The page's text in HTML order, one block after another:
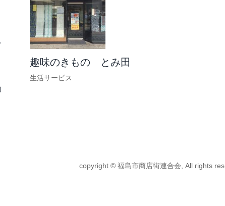
趣味のきもの とみ田
生活サービス
copyright © 福島市商店街連合会, All rights